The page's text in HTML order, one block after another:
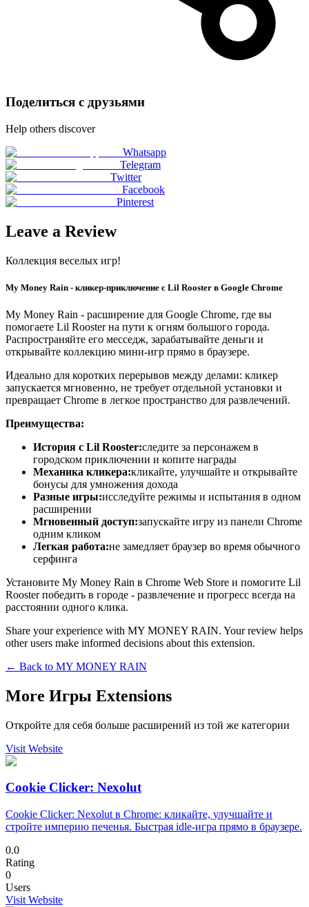
Поделиться с друзьями
Help others discover
Whatsapp
Telegram
Twitter
Facebook
Pinterest
Leave a Review
Коллекция веселых игр!
My Money Rain - кликер-приключение с Lil Rooster в Google Chrome
My Money Rain - расширение для Google Chrome, где вы
помогаете Lil Rooster на пути к огням большого города.
Распространяйте его месседж, зарабатывайте деньги и
открывайте коллекцию мини-игр прямо в браузере.
Идеально для коротких перерывов между делами: кликер
запускается мгновенно, не требует отдельной установки и
превращает Chrome в легкое пространство для развлечений.
Преимущества:
История с Lil Rooster:следите за персонажем в
городском приключении и копите награды
Механика кликера:кликайте, улучшайте и открывайте
бонусы для умножения дохода
Разные игры:исследуйте режимы и испытания в одном
расширении
Мгновенный доступ:запускайте игру из панели Chrome
одним кликом
Легкая работа:не замедляет браузер во время обычного
серфинга
Установите My Money Rain в Chrome Web Store и помогите Lil
Rooster победить в городе - развлечение и прогресс всегда на
расстоянии одного клика.
Share your experience with MY MONEY RAIN. Your review helps
other users make informed decisions about this extension.
← Back to MY MONEY RAIN
More Игры Extensions
Откройте для себя больше расширений из той же категории
Visit Website
Cookie Clicker: Nexolut
Cookie Clicker: Nexolut в Chrome: кликайте, улучшайте и
стройте империю печенья. Быстрая idle-игра прямо в браузере.
0.0
Rating
0
Users
Visit Website